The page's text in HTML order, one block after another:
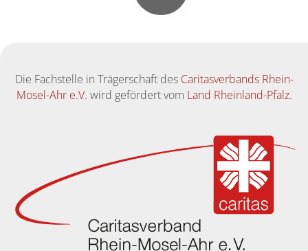
Die Fachstelle in Trägerschaft des Caritasverbands Rhein-
Mosel-Ahr e.V. wird gefördert vom Land Rheinland-Pfalz.